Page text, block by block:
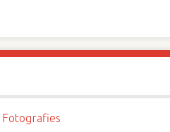
Fotografies